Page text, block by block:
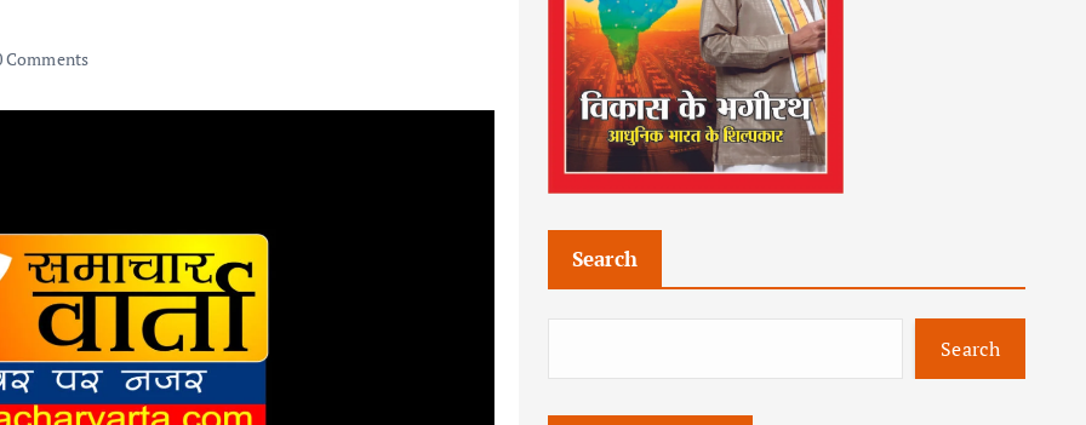
Comments
Search
Search